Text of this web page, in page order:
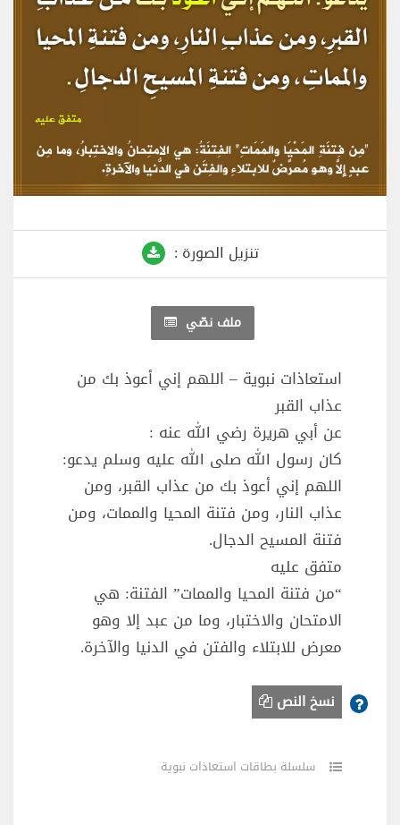
تنزيل الصورة :
ملف نصّي
استعاذات نبوية – اللهم إني أعوذ بك من
عذاب القبر
عن أبي هريرة رضي الله عنه :
كان رسول الله صلى الله عليه وسلم يدعو:
اللهم إني أعوذ بك من عذاب القبر، ومن
عذاب النار، ومن فتنة المحيا والممات، ومن
فتنة المسيح الدجال.
متفق عليه
“من فتنة المحيا والممات” الفتنة: هي
الامتحان والاختبار، وما من عبد إلا وهو
معرض للابتلاء والفتن في الدنيا والآخرة.
نسخ النص
سلسلة بطاقات استعاذات نبوية